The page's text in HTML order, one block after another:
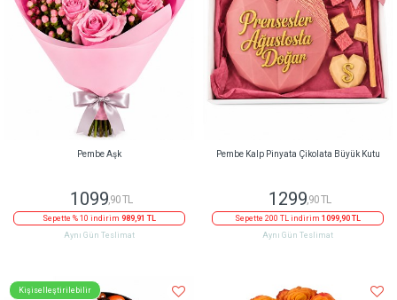
Pembe Aşk
1099,90 TL
Sepette % 10 indirim 989,91 TL
Aynı Gün Teslimat
Pembe Kalp Pinyata Çikolata Büyük Kutu
1299,90 TL
Sepette 200 TL indirim 1099,90 TL
Aynı Gün Teslimat
Kişiselleştirilebilir